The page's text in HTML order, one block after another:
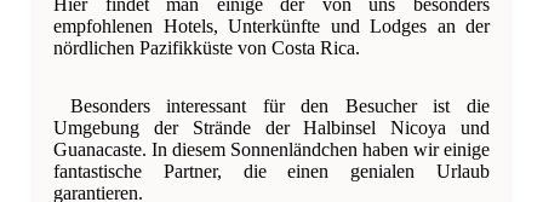
Hier findet man einige der von uns besonders
empfohlenen Hotels, Unterkünfte und Lodges an der
nördlichen Pazifikküste von Costa Rica.
Besonders interessant für den Besucher ist die
Umgebung der Strände der Halbinsel Nicoya und
Guanacaste. In diesem Sonnenländchen haben wir einige
fantastische Partner, die einen genialen Urlaub
garantieren.